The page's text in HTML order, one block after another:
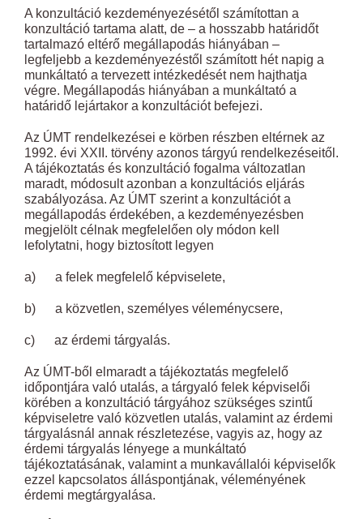
A konzultáció kezdeményezésétől számítottan a
konzultáció tartama alatt, de – a hosszabb határidőt
tartalmazó eltérő megállapodás hiányában –
legfeljebb a kezdeményezéstől számított hét napig a
munkáltató a tervezett intézkedését nem hajthatja
végre. Megállapodás hiányában a munkáltató a
határidő lejártakor a konzultációt befejezi.
Az ÚMT rendelkezései e körben részben eltérnek az
1992. évi XXII. törvény azonos tárgyú rendelkezéseitől.
A tájékoztatás és konzultáció fogalma változatlan
maradt, módosult azonban a konzultációs eljárás
szabályozása. Az ÚMT szerint a konzultációt a
megállapodás érdekében, a kezdeményezésben
megjelölt célnak megfelelően oly módon kell
lefolytatni, hogy biztosított legyen
a) a felek megfelelő képviselete,
b) a közvetlen, személyes véleménycsere,
c) az érdemi tárgyalás.
Az ÚMT-ből elmaradt a tájékoztatás megfelelő
időpontjára való utalás, a tárgyaló felek képviselői
körében a konzultáció tárgyához szükséges szintű
képviseletre való közvetlen utalás, valamint az érdemi
tárgyalásnál annak részletezése, vagyis az, hogy az
érdemi tárgyalás lényege a munkáltató
tájékoztatásának, valamint a munkavállalói képviselők
ezzel kapcsolatos álláspontjának, véleményének
érdemi megtárgyalása.